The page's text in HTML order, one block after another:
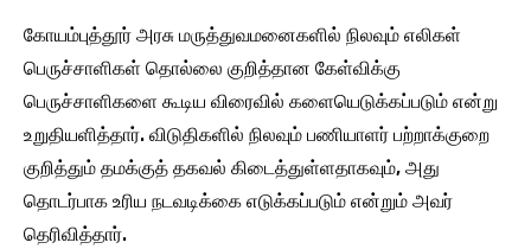
கோயம்புத்தூர் அரசு மருத்துவமனைகளில் நிலவும் எலிகள்
பெருச்சாளிகள் தொல்லை குறித்தான கேள்விக்கு
பெருச்சாளிகளை கூடிய விரைவில் களையெடுக்கப்படும் என்று
உறுதியளித்தார். விடுதிகளில் நிலவும் பணியாளர் பற்றாக்குறை
குறித்தும் தமக்குத் தகவல் கிடைத்துள்ளதாகவும், அது
தொடர்பாக உரிய நடவடிக்கை எடுக்கப்படும் என்றும் அவர்
தெரிவித்தார்.